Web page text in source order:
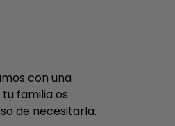
con una
familia os
de necesitarla.